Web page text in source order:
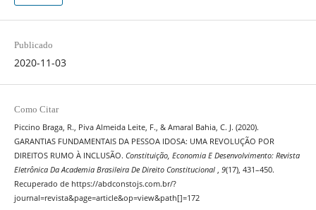
Publicado
2020-11-03
Como Citar
Piccino Braga, R., Piva Almeida Leite, F., & Amaral Bahia, C. J. (2020).
GARANTIAS FUNDAMENTAIS DA PESSOA IDOSA: UMA REVOLUÇÃO POR
DIREITOS RUMO À INCLUSÃO. Constituição, Economia E Desenvolvimento: Revista
Eletrônica Da Academia Brasileira De Direito Constitucional , 9(17), 431–450.
Recuperado de https://abdconstojs.com.br/?
journal=revista&page=article&op=view&path[]=172